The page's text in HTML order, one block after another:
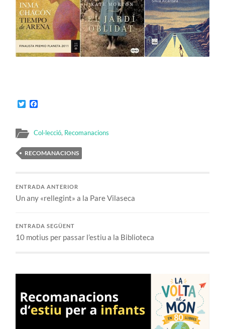
Twitter
Col·lecció, Recomanacions
RECOMANACIONS
ENTRADA ANTERIOR
Un any «rellegint» a la Pare Vilaseca
ENTRADA SEGÜENT
10 motius per passar l’estiu a la Biblioteca